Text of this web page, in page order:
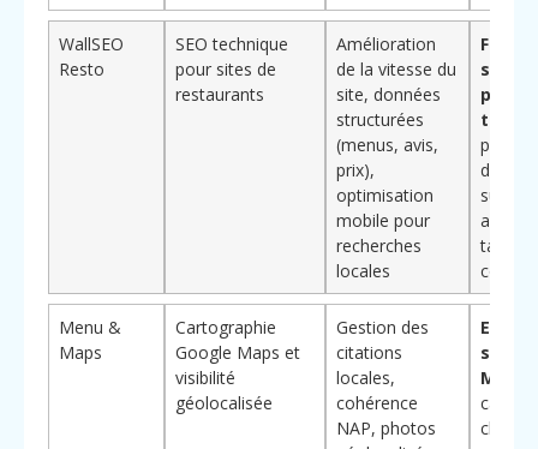
WallSEO
Resto
SEO technique
pour sites de
restaurants
Amélioration
de la vitesse du
site, données
structurées
(menus, avis,
prix),
optimisation
mobile pour
recherches
locales
sur la
pour
des
sur
taux de
Menu &
Maps
Cartographie
Google Maps et
visibilité
géolocalisée
Gestion des
citations
locales,
cohérence
NAP, photos
sur
Maps
capter